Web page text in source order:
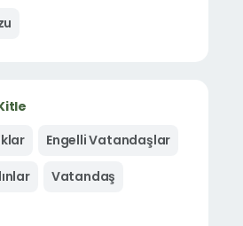
Engelli Vatandaşlar
Vatandaş